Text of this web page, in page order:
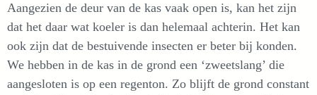
Aangezien de deur van de kas vaak open is, kan het zijn
dat het daar wat koeler is dan helemaal achterin. Het kan
ook zijn dat de bestuivende insecten er beter bij konden.
We hebben in de kas in de grond een ‘zweetslang’ die
aangesloten is op een regenton. Zo blijft de grond constant